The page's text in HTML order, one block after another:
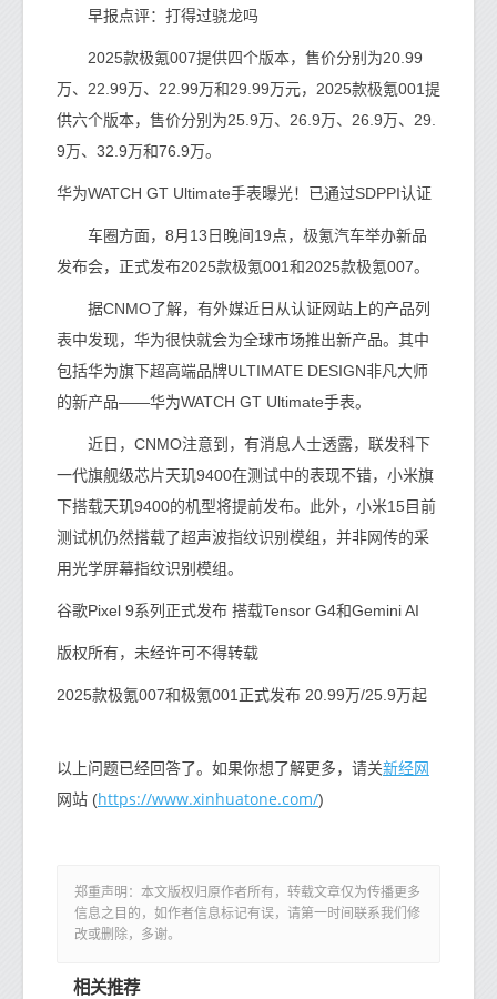
早报点评：打得过骁龙吗
2025款极氪007提供四个版本，售价分别为20.99
万、22.99万、22.99万和29.99万元，2025款极氪001提
供六个版本，售价分别为25.9万、26.9万、26.9万、29.
9万、32.9万和76.9万。
华为WATCH GT Ultimate手表曝光！已通过SDPPI认证
车圈方面，8月13日晚间19点，极氪汽车举办新品
发布会，正式发布2025款极氪001和2025款极氪007。
据CNMO了解，有外媒近日从认证网站上的产品列
表中发现，华为很快就会为全球市场推出新产品。其中
包括华为旗下超高端品牌ULTIMATE DESIGN非凡大师
的新产品——华为WATCH GT Ultimate手表。
近日，CNMO注意到，有消息人士透露，联发科下
一代旗舰级芯片天玑9400在测试中的表现不错，小米旗
下搭载天玑9400的机型将提前发布。此外，小米15目前
测试机仍然搭载了超声波指纹识别模组，并非网传的采
用光学屏幕指纹识别模组。
谷歌Pixel 9系列正式发布 搭载Tensor G4和Gemini AI
版权所有，未经许可不得转载
2025款极氪007和极氪001正式发布 20.99万/25.9万起
以上问题已经回答了。如果你想了解更多，请关新经网
网站 (https://www.xinhuatone.com/)
郑重声明：本文版权归原作者所有，转载文章仅为传播更多
信息之目的，如作者信息标记有误，请第一时间联系我们修
改或删除，多谢。
相关推荐